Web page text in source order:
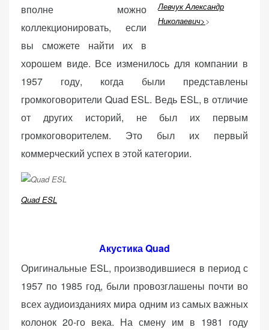
Левчук Александр
Николаевич>>
вполне можно
коллекционировать, если
вы сможете найти их в
хорошем виде. Все изменилось для компании в
1957 году, когда были представлены
громкоговорители Quad ESL. Ведь ESL, в отличие
от других историй, не был их первым
громкоговорителем. Это был их первый
коммерческий успех в этой категории.
Quad ESL
АкустикаQuad
Оригинальные ESL, производившиеся в период с
1957 по 1985 год, были провозглашены почти во
всех аудиоизданиях мира одним из самых важных
колонок 20-го века. На смену им в 1981 году
функции веб-сайта
исчезнут.
Статистические
(аналитика)
Анализируют
посещаемость
Анонимно, без
персональных
данных.
персонализированная
реклама на основе
ваших интересов.
Рассказывая о своих
интересах и
поведении при